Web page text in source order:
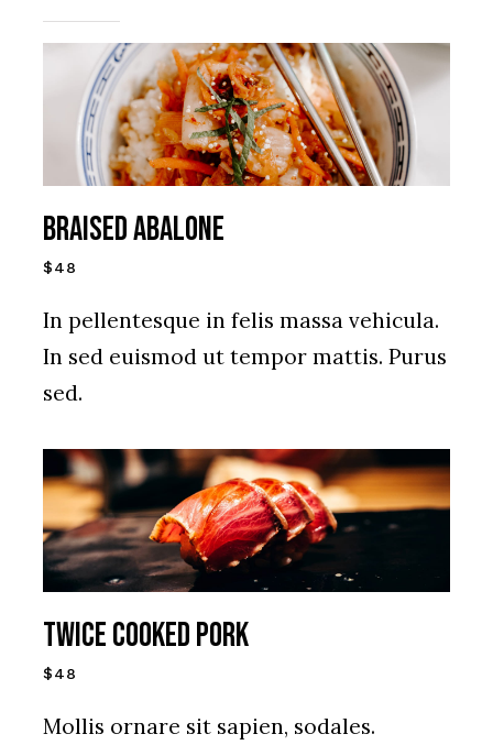
Braised Abalone
$48
In pellentesque in felis massa vehicula.
In sed euismod ut tempor mattis. Purus
sed.
Twice cooked pork
$48
Mollis ornare sit sapien, sodales.